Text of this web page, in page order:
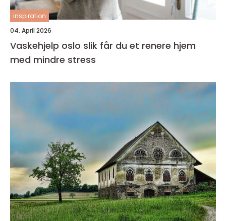
inspiration
04. April 2026
Vaskehjelp oslo slik får du et renere hjem
med mindre stress